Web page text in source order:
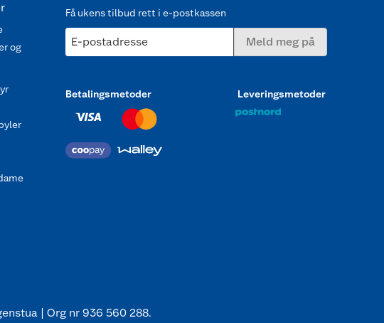
og
Få ukens tilbud rett i e-postkassen
E-postadresse Meld meg på
Betalingsmetoder Leveringsmetoder
| Org nr 936 560 288.